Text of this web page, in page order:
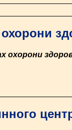
охорони